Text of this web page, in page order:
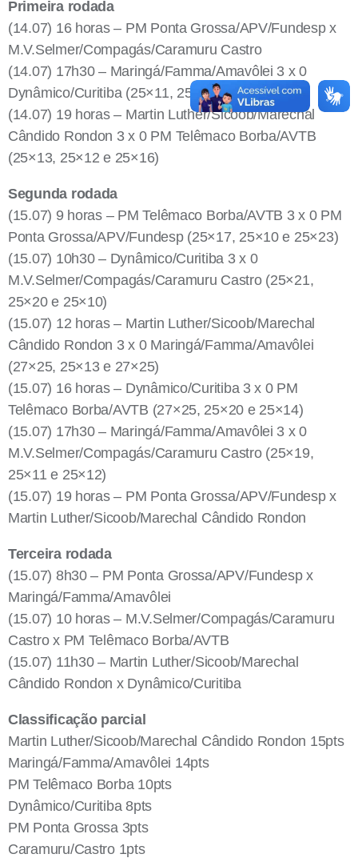
Primeira rodada
(14.07) 16 horas – PM Ponta Grossa/APV/Fundesp x
M.V.Selmer/Compagás/Caramuru Castro
(14.07) 17h30 – Maringá/Famma/Amavôlei 3 x 0
Dynâmico/Curitiba (25×11, 25×13 e 25×17)
(14.07) 19 horas – Martin Luther/Sicoob/Marechal
Cândido Rondon 3 x 0 PM Telêmaco Borba/AVTB
(25×13, 25×12 e 25×16)
Segunda rodada
(15.07) 9 horas – PM Telêmaco Borba/AVTB 3 x 0 PM
Ponta Grossa/APV/Fundesp (25×17, 25×10 e 25×23)
(15.07) 10h30 – Dynâmico/Curitiba 3 x 0
M.V.Selmer/Compagás/Caramuru Castro (25×21,
25×20 e 25×10)
(15.07) 12 horas – Martin Luther/Sicoob/Marechal
Cândido Rondon 3 x 0 Maringá/Famma/Amavôlei
(27×25, 25×13 e 27×25)
(15.07) 16 horas – Dynâmico/Curitiba 3 x 0 PM
Telêmaco Borba/AVTB (27×25, 25×20 e 25×14)
(15.07) 17h30 – Maringá/Famma/Amavôlei 3 x 0
M.V.Selmer/Compagás/Caramuru Castro (25×19,
25×11 e 25×12)
(15.07) 19 horas – PM Ponta Grossa/APV/Fundesp x
Martin Luther/Sicoob/Marechal Cândido Rondon
Terceira rodada
(15.07) 8h30 – PM Ponta Grossa/APV/Fundesp x
Maringá/Famma/Amavôlei
(15.07) 10 horas – M.V.Selmer/Compagás/Caramuru
Castro x PM Telêmaco Borba/AVTB
(15.07) 11h30 – Martin Luther/Sicoob/Marechal
Cândido Rondon x Dynâmico/Curitiba
Classificação parcial
Martin Luther/Sicoob/Marechal Cândido Rondon 15pts
Maringá/Famma/Amavôlei 14pts
PM Telêmaco Borba 10pts
Dynâmico/Curitiba 8pts
PM Ponta Grossa 3pts
Caramuru/Castro 1pts